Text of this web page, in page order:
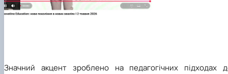
Значний акцент зроблено на педагогічних підходах